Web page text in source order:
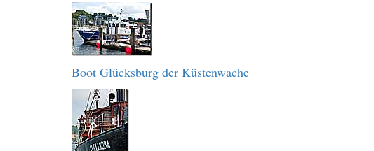
Boot Glücksburg der Küstenwache